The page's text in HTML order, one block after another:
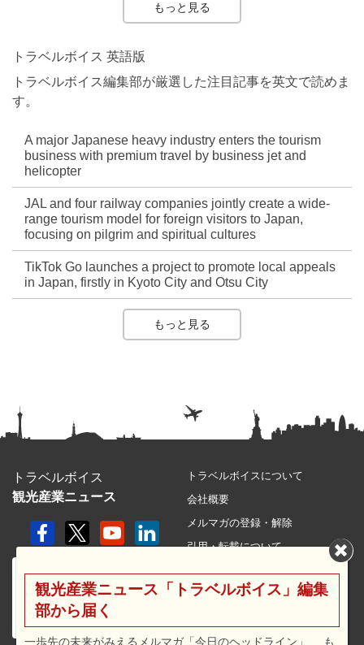
もっと見る
トラベルボイス 英語版
トラベルボイス編集部が厳選した注目記事を英文で読めま
す。
A major Japanese heavy industry enters the tourism
business with premium travel by business jet and
helicopter
JAL and four railway companies jointly create a wide-
range tourism model for foreign visitors to Japan,
focusing on pilgrim and spiritual cultures
TikTok Go launches a project to promote local appeals
in Japan, firstly in Kyoto City and Otsu City
もっと見る
トラベルボイス
観光産業ニュース
トラベルボイスについて
会社概要
メルマガの登録・解除
引用・転載について
利用規約
広告メニュー・料金
観光産業ニュース「トラベルボイス」編集
部から届く
一歩先の未来がみえるメルマガ「今日のヘッドライン」 、も